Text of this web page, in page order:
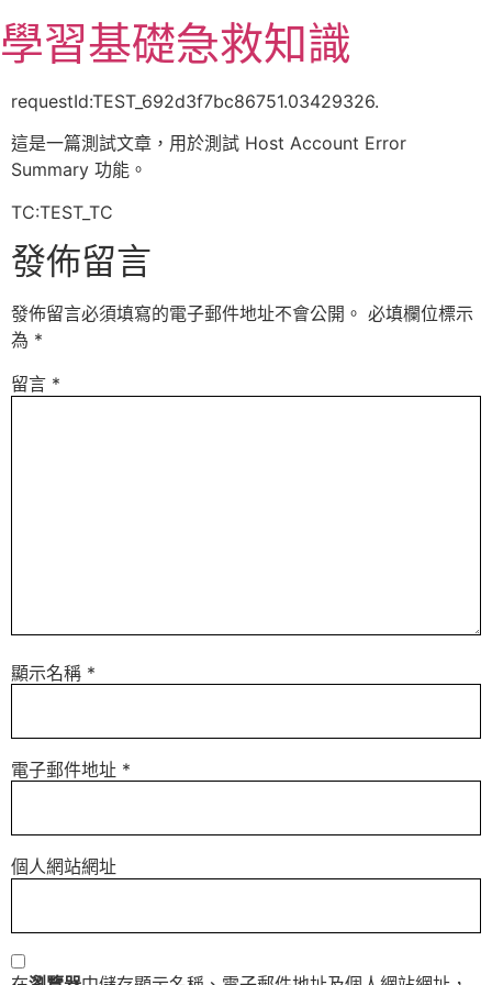
至
主
容
學習基礎急救知識
requestId:TEST_692d3f7bc86751.03429326.
這是一篇測試文章，用於測試 Host Account Error
Summary 功能。
TC:TEST_TC
發佈留言
發佈留言必須填寫的電子郵件地址不會公開。 必填欄位標示
為 *
留言 *
顯示名稱 *
電子郵件地址 *
個人網站網址